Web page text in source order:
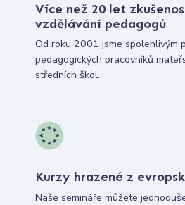
Více než 20 let
vzdělávání pedagogů
Od roku 2001 jsme spolehlivým
pedagogických pracovníků
středních škol.
Kurzy hrazené z
Naše semináře můžete